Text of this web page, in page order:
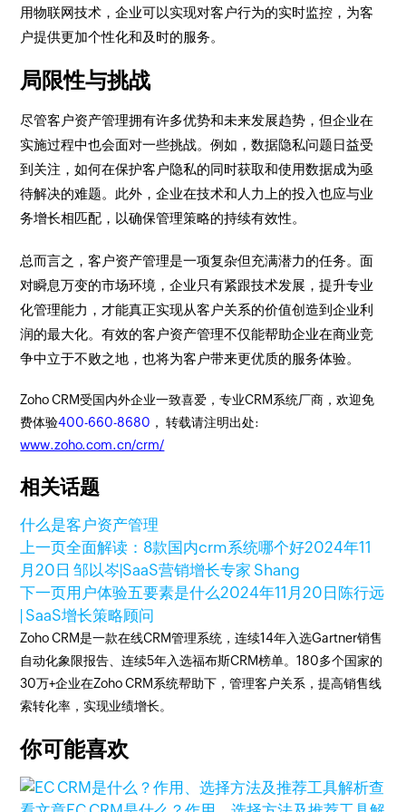
用物联网技术，企业可以实现对客户行为的实时监控，为客
户提供更加个性化和及时的服务。
局限性与挑战
尽管客户资产管理拥有许多优势和未来发展趋势，但企业在
实施过程中也会面对一些挑战。例如，数据隐私问题日益受
到关注，如何在保护客户隐私的同时获取和使用数据成为亟
待解决的难题。此外，企业在技术和人力上的投入也应与业
务增长相匹配，以确保管理策略的持续有效性。
总而言之，客户资产管理是一项复杂但充满潜力的任务。面
对瞬息万变的市场环境，企业只有紧跟技术发展，提升专业
化管理能力，才能真正实现从客户关系的价值创造到企业利
润的最大化。有效的客户资产管理不仅能帮助企业在商业竞
争中立于不败之地，也将为客户带来更优质的服务体验。
Zoho CRM受国内外企业一致喜爱，专业CRM系统厂商，欢迎免
费体验400-660-8680 ， 转载请注明出处:
www.zoho.com.cn/crm/
相关话题
什么是客户资产管理
上一页全面解读：8款国内crm系统哪个好2024年11
月20日 邹以岑|SaaS营销增长专家 Shang
下一页用户体验五要素是什么2024年11月20日 陈行远
| SaaS增长策略顾问
Zoho CRM是一款在线CRM管理系统，连续14年入选Gartner销售
自动化象限报告、连续5年入选福布斯CRM榜单。180多个国家的
30万+企业在Zoho CRM系统帮助下，管理客户关系，提高销售线
索转化率，实现业绩增长。
你可能喜欢
查